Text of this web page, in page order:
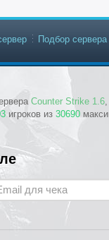
Counter Strike 1.6
игроков из 30690
Подбор сервера